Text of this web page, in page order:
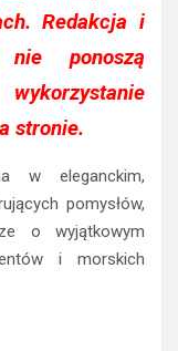
Redakcja i
ponoszą
stronie.
w eleganckim,
pomysłów,
o wyjątkowym
i morskich